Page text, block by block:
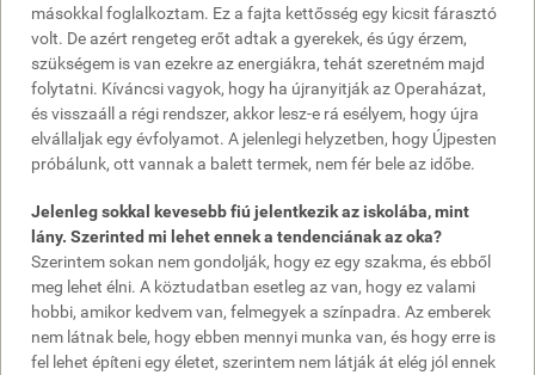
másokkal foglalkoztam. Ez a fajta kettősség egy kicsit fárasztó
volt. De azért rengeteg erőt adtak a gyerekek, és úgy érzem,
szükségem is van ezekre az energiákra, tehát szeretném majd
folytatni. Kíváncsi vagyok, hogy ha újranyitják az Operaházat,
és visszaáll a régi rendszer, akkor lesz-e rá esélyem, hogy újra
elvállaljak egy évfolyamot. A jelenlegi helyzetben, hogy Újpesten
próbálunk, ott vannak a balett termek, nem fér bele az időbe.
Jelenleg sokkal kevesebb fiú jelentkezik az iskolába, mint
lány. Szerinted mi lehet ennek a tendenciának az oka?
Szerintem sokan nem gondolják, hogy ez egy szakma, és ebből
meg lehet élni. A köztudatban esetleg az van, hogy ez valami
hobbi, amikor kedvem van, felmegyek a színpadra. Az emberek
nem látnak bele, hogy ebben mennyi munka van, és hogy erre is
fel lehet építeni egy életet, szerintem nem látják át elég jól ennek